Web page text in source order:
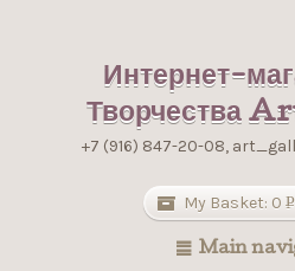
Интернет-
Творчества
+7 (916) 847-20-08,
My Basket: 0Р
Main